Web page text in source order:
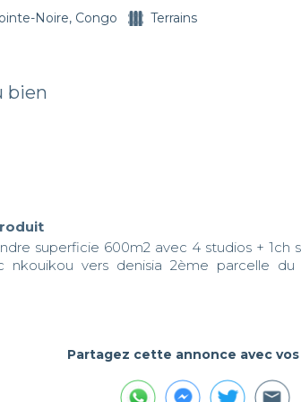
Noire, Congo Terrains
bien
superficie 600m2 avec 4 studios + 1ch
vers denisia 2ème parcelle
Partagez cette annonce avec vos